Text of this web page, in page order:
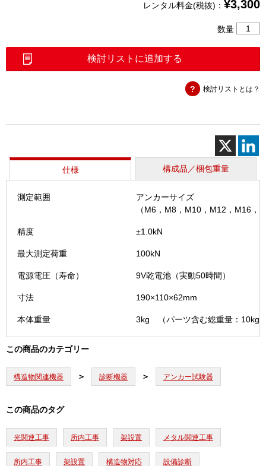
レンタル料金(税抜)： ¥3,300
数量
ス
個
検討リストに追加する
検討リストとは？
仕様 構成品／梱包重量
測定範囲
アンカーサイズ
（M6，M8，M10，M12，M16，
精度 ±1.0kN
最大測定荷重 100kN
電源電圧（寿命） 9V乾電池（実動50時間）
寸法 190×110×62mm
本体重量 3kg （パーツ含む総重量：10kg
この商品のカテゴリー
構造物関連機器 診断機器 アンカー試験器
この商品のタグ
光関連工事 所内工事 架設置 メタル関連工事
所内工事 架設置 構造物対応 設備診断